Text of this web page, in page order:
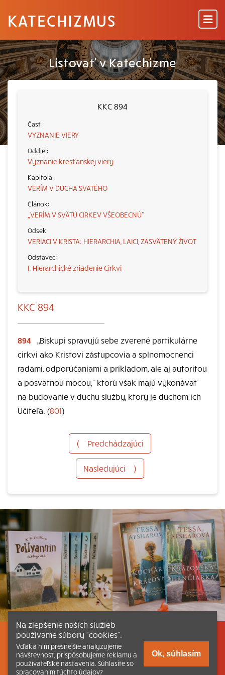
KATECHIZMUS
Listovať v Katechizme
KKC 894
VYZNANIE VIERY
Vyznanie kresťanskej viery
VERÍM V DUCHA SVÄTÉHO
„VERÍM V SVÄTÚ CIRKEV VŠEOBECNÚ“
VERIACI V KRISTA: HIERARCHIA, LAICI, ZASVÄTENÝ ŽIVOT
I. Hierarchické zriadenie Cirkvi
KKC 894
894
„Biskupi spravujú sebe zverené partikulárne
cirkvi ako Kristovi zástupcovia a splnomocnenci
radami, odporúčaniami a príkladom, ale aj autoritou
a posvätnou mocou,“ ktorú však majú vykonávať
na budovanie v duchu služby, ktorý je duchom ich
Učiteľa. (801)
⟨ Predchádzajúci
Nasledujúci ⟩
Listovať Obsah Dokumenty a články
Kontakt Tlačená verzia Katechizmu
Na zlepšenie našich služieb
používame súbory “cookies”.
Vďaka nim presnejšie analyzujeme
návštevnosť, prispôsobujeme reklamu a
používateľské nastavenia. Súhlasíte so
spracovaním týchto údajov?
Ok, súhlasím